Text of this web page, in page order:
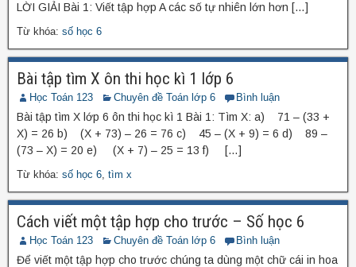
LỜI GIẢI Bài 1: Viết tập hợp A các số tự nhiên lớn hơn […]
Từ khóa: số học 6
Bài tập tìm X ôn thi học kì 1 lớp 6
Học Toán 123 Chuyên đề Toán lớp 6 Bình luận
Bài tập tìm X lớp 6 ôn thi học kì 1 Bài 1: Tìm X: a) 71 – (33 +
X) = 26 b) (X + 73) – 26 = 76 c) 45 – (X + 9) = 6 d) 89 –
(73 – X) = 20 e) (X + 7) – 25 = 13 f) […]
Từ khóa: số học 6, tìm x
Cách viết một tập hợp cho trước – Số học 6
Học Toán 123 Chuyên đề Toán lớp 6 Bình luận
Để viết một tập hợp cho trước chúng ta dùng một chữ cái in hoa